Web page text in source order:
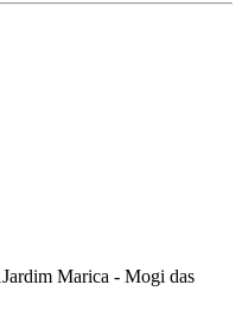
Jardim Marica - Mogi das